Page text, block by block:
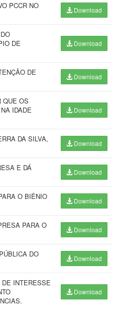
PCCR NO
Download
DE
Download
DE
Download
QUE OS
IDADE
Download
DA SILVA,
Download
E DÁ
Download
O BIÊNIO
Download
PARA O
Download
DO
Download
INTERESSE
Download